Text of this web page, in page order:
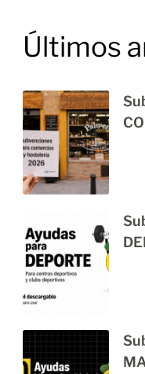
Últimos